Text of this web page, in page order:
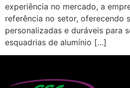
experiência no mercado, a
referência no setor, oferecendo
personalizadas e duráveis para
esquadrias de alumínio […]